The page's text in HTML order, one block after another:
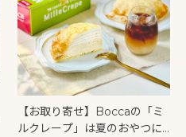
【お取り寄せ】Boccaの「ミ
ルクレープ」は夏のおやつに